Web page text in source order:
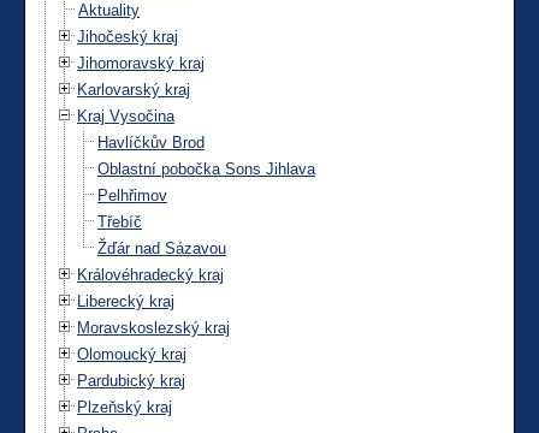
Aktuality
Jihočeský kraj
Jihomoravský kraj
Karlovarský kraj
Kraj Vysočina
Havlíčkův Brod
Oblastní pobočka Sons Jihlava
Pelhřimov
Třebíč
Žďár nad Sázavou
Královéhradecký kraj
Liberecký kraj
Moravskoslezský kraj
Olomoucký kraj
Pardubický kraj
Plzeňský kraj